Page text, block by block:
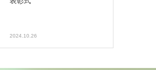
2024.10.26